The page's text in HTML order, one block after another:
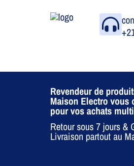
Revendeur de
Maison Electro
pour vos achats
Retour sous 7 jours &
Livraison partout au